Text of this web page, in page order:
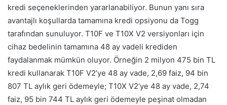
kredi seçeneklerinden yararlanabiliyor. Bunun yanı sıra
avantajlı koşullarda tamamına kredi opsiyonu da Togg
tarafından sunuluyor. T10F ve T10X V2 versiyonları için
cihaz bedelinin tamamına 48 ay vadeli krediden
faydalanmak mümkün oluyor. Örneğin 2 milyon 475 bin TL
kredi kullanarak T10F V2’ye 48 ay vade, 2,69 faiz, 94 bin
807 TL aylık geri ödemeyle; T10X V2’ye 48 ay vade, 2,74
faiz, 95 bin 744 TL aylık geri ödemeyle peşinat olmadan